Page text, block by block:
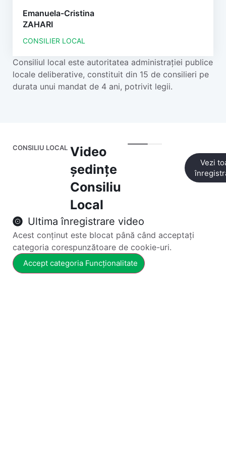
Emanuela-Cristina
ZAHARI
CONSILIER LOCAL
Consiliul local este autoritatea administrației publice
locale deliberative, constituit din 15 de consilieri pe
durata unui mandat de 4 ani, potrivit legii.
CONSILIU LOCAL Video
ședințe
Consiliu
Local
Vezi
Ultima înregistrare video
Acest conținut este blocat până când acceptați
categoria corespunzătoare de cookie-uri.
Accept categoria Funcționalitate